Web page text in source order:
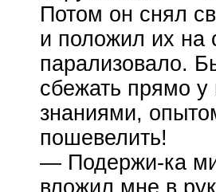
Потом он снял
и положил их на
парализовало.
сбежать прямо
знаниями,
пошевелить!
— Подержи-ка
вложил мне в